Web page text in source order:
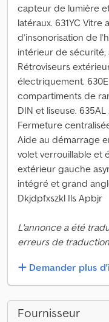
capteur de lumière
latéraux. 631YC Vitre
d’insonorisation de
intérieur de sécurité,
Rétroviseurs
électriquement.
compartiments de
DIN et liseuse.
Fermeture
Aide au démarrage
volet verrouillable et
extérieur gauche
intégré et grand
Dkjdpfxszkl Ils Apbjr
L'annonce a été
erreurs de
Demander plus
Fournisseur